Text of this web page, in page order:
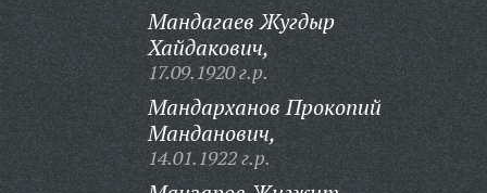
Мандагаев Жугдыр
Хайдакович,
17.09.1920 г.р.
Мандарханов Прокопий
Манданович,
14.01.1922 г.р.